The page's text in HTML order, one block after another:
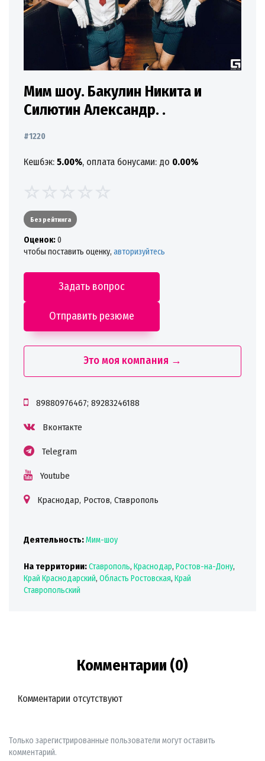
Мим шоу. Бакулин Никита и
Силютин Александр. .
#1220
Кешбэк: 5.00%, оплата бонусами: до 0.00%
Без рейтинга
Oценок:0
чтобы поставить оценку, авторизуйтесь
Задать вопрос
Отправить резюме
Это моя компания →
89880976467; 89283246188
Вконтакте
Telegram
Youtube
Краснодар, Ростов, Ставрополь
Деятельность:Мим-шоу
На территории:Ставрополь, Краснодар, Ростов-на-Дону,
Край Краснодарский, Область Ростовская, Край
Ставропольский
Комментарии (0)
Комментарии отсутствуют
Только зарегистрированные пользователи могут оставить
комментарий.